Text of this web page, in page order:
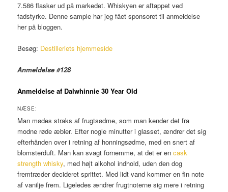
7.586 flasker ud på markedet. Whiskyen er aftappet ved
fadstyrke. Denne sample har jeg fået sponsoret til anmeldelse
her på bloggen.
Besøg: Destilleriets hjemmeside
Anmeldelse #128
Anmeldelse af Dalwhinnie 30 Year Old
NÆSE:
Man mødes straks af frugtsødme, som man kender det fra
modne røde æbler. Efter nogle minutter i glasset, ændrer det sig
efterhånden over i retning af honningsødme, med en snert af
blomsterduft. Man kan svagt fornemme, at det er encask
strength whisky, med højt alkohol indhold, uden den dog
fremtræder decideret sprittet. Med lidt vand kommer en fin note
af vanilje frem. Ligeledes ændrer frugtnoterne sig mere i retning